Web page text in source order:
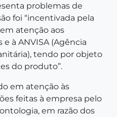
problemas de
foi “incentivada pela
atenção aos
à ANVISA (Agência
tendo por objeto
do produto”.
em atenção às
feitas à empresa pelo
em razão dos